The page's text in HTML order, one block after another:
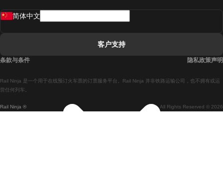
馬德里開往巴塞罗那的列車
Rail Ninja ® All Rights Reserved © 2026
Rail Ninja 是一个用于在线预订火车票的订票服务平台。Rail Ninja 并非铁路运输公司，也不拥有或运
营任何列车。
简体中文
客户支持
条款与条件 隐私政策声明